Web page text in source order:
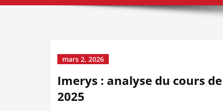
mars 2, 2026
Imerys : analyse du cours
2025